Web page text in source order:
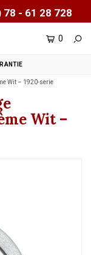
78 - 61 28 728
0
Wit – 1920-serie
Wit –